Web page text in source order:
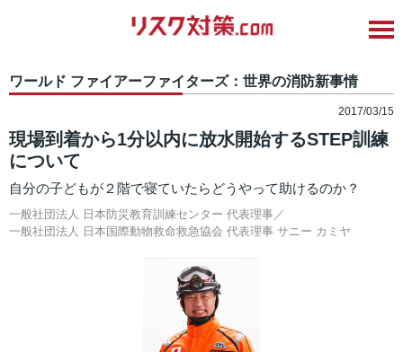
ワールド ファイアーファイターズ：世界の消防新事情
2017/03/15
現場到着から1分以内に放水開始するSTEP訓練
について
自分の子どもが２階で寝ていたらどうやって助けるのか？
一般社団法人 日本防災教育訓練センター 代表理事／
一般社団法人 日本国際動物救命救急協会 代表理事 サニー カミヤ